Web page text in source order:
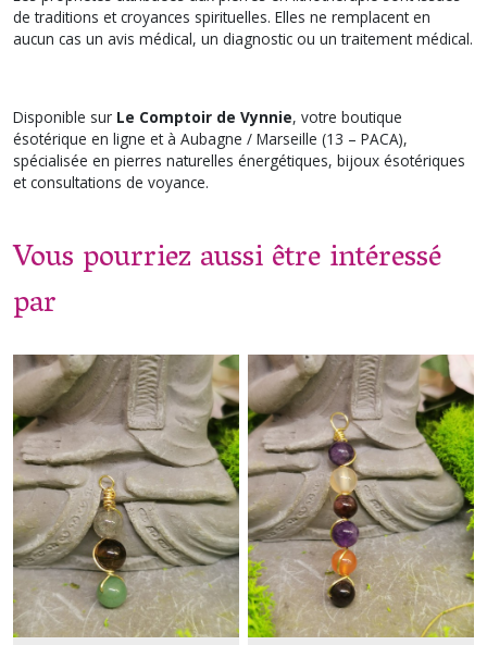
de traditions et croyances spirituelles. Elles ne remplacent en
aucun cas un avis médical, un diagnostic ou un traitement médical.
Disponible sur Le Comptoir de Vynnie, votre boutique
ésotérique en ligne et à Aubagne / Marseille (13 – PACA),
spécialisée en pierres naturelles énergétiques, bijoux ésotériques
et consultations de voyance.
Vous pourriez aussi être intéressé
par